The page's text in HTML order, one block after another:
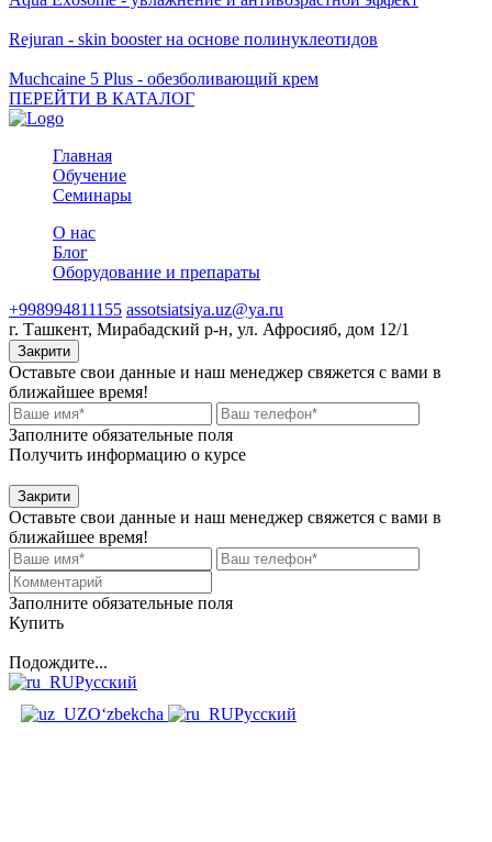
Rejuran - skin booster на основе полинуклеотидов
Muchcaine 5 Plus - обезболивающий крем
ПЕРЕЙТИ В КАТАЛОГ
Главная
Обучение
Семинары
О нас
Блог
Оборудование и препараты
+998994811155 assotsiatsiya.uz@ya.ru
г. Ташкент, Мирабадский р-н, ул. Афросияб, дом 12/1
Закрити
Оставьте свои данные и наш менеджер свяжется с вами в
ближайшее время!
Заполните обязательные поля
Получить информацию о курсе
Закрити
Оставьте свои данные и наш менеджер свяжется с вами в
ближайшее время!
Заполните обязательные поля
Купить
Подождите...
Русский
O‘zbekcha
Русский